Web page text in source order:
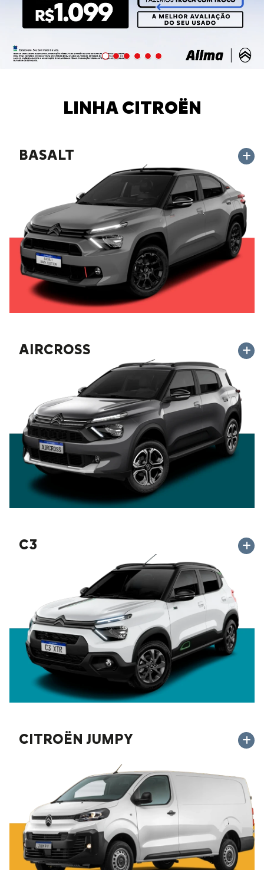
LINHA CITROËN
BASALT
AIRCROSS
C3
CITROËN JUMPY